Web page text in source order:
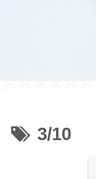
3/10